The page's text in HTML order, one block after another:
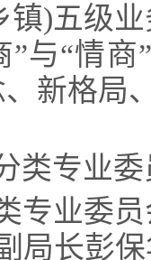
镇)五级
”与“情
新格局
专业委
专业委
局长彭